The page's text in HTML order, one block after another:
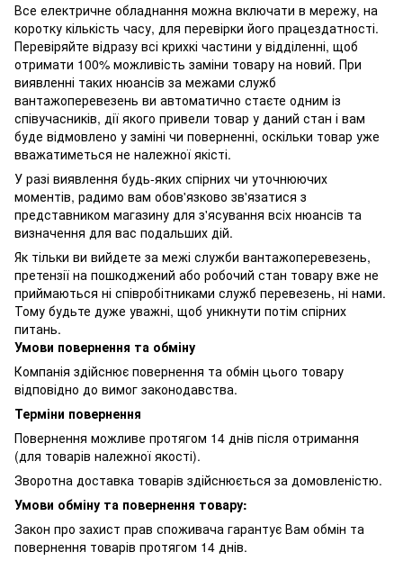
Все електричне обладнання можна включати в мережу, на
коротку кількість часу, для перевірки його працездатності.
Перевіряйте відразу всі крихкі частини у відділенні, щоб
отримати 100% можливість заміни товару на новий. При
виявленні таких нюансів за межами служб
вантажоперевезень ви автоматично стаєте одним із
співучасників, дії якого привели товар у даний стан і вам
буде відмовлено у заміні чи поверненні, оскільки товар уже
вважатиметься не належної якісті.
У разі виявлення будь-яких спірних чи уточнюючих
моментів, радимо вам обов'язково зв'язатися з
представником магазину для з'ясування всіх нюансів та
визначення для вас подальших дій.
Як тільки ви вийдете за межі служби вантажоперевезень,
претензії на пошкоджений або робочий стан товару вже не
приймаються ні співробітниками служб перевезень, ні нами.
Тому будьте дуже уважні, щоб уникнути потім спірних
питань.
Умови повернення та обміну
Компанія здійснює повернення та обмін цього товару
відповідно до вимог законодавства.
Терміни повернення
Повернення можливе протягом 14 днів після отримання
(для товарів належної якості).
Зворотна доставка товарів здійснюється за домовленістю.
Умови обміну та повернення товару:
Закон про захист прав споживача гарантує Вам обмін та
повернення товарів протягом 14 днів.